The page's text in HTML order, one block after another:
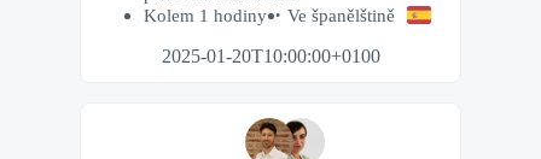
Kolem 1 hodiny
Ve španělštině
2025-01-20T10:00:00+0100